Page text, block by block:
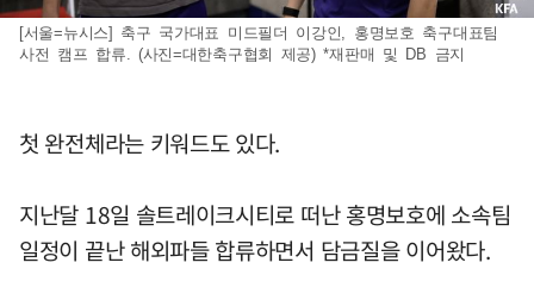
[서울=뉴시스] 축구 국가대표 미드필더 이강인, 홍명보호 축구대표팀
사전 캠프 합류. (사진=대한축구협회 제공) *재판매 및 DB 금지
첫 완전체라는 키워드도 있다.
지난달 18일 솔트레이크시티로 떠난 홍명보호에 소속팀
일정이 끝난 해외파들 합류하면서 담금질을 이어왔다.